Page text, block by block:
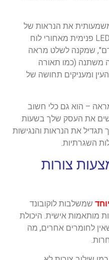
את הנראות של
השלט. לדוגמה, שימוש בתאורת LED פנימית מאחורי לוח
שמקנה לשלט מראה
משתנה (כמו תאורה
ומעניקים תחושה של
– הוא גם כלי חשוב
את העסק שלך בשעות
תגדיל את הנראות והנגישות
השגרתיות.
צורות
שמשלבות לוקובונד
מותאמות אישית. היכולת
לחומרים אחרים, מה